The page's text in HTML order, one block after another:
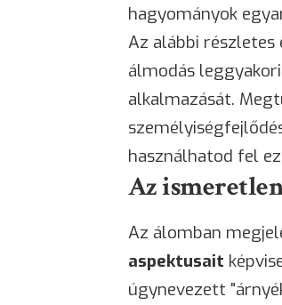
hagyományok
Az alábbi
álmodás
alkalmazását.
használhatod fel
Az
Az álomban
aspektusait
úgynevezett